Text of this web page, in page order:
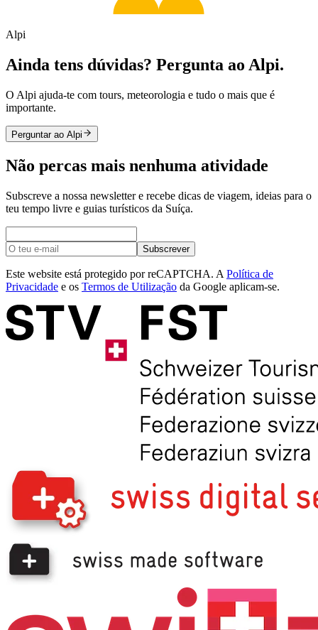
Alpi
Ainda tens dúvidas? Pergunta ao Alpi.
O Alpi ajuda-te com tours, meteorologia e tudo o mais que é
importante.
Perguntar ao Alpi
Não percas mais nenhuma atividade
Subscreve a nossa newsletter e recebe dicas de viagem, ideias para o
teu tempo livre e guias turísticos da Suíça.
Subscrever
Este website está protegido por reCAPTCHA. A Política de
Privacidade e os Termos de Utilização da Google aplicam-se.